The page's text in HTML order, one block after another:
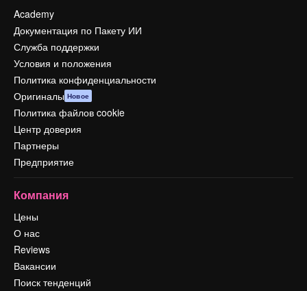
Academy
Документация по Пакету ИИ
Служба поддержки
Условия и положения
Политика конфиденциальности
Оригиналы Новое
Политика файлов cookie
Центр доверия
Партнеры
Предприятие
Компания
Цены
О нас
Reviews
Вакансии
Поиск тенденций